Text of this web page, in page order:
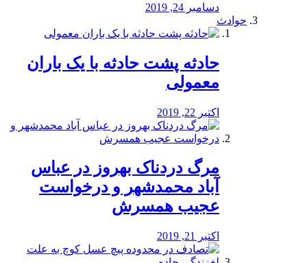
دسامبر 24, 2019
حوادث
️حادثه پشت حادثه با یک باران
معمولی
اکتبر 22, 2019
مرگ دردناک بهروز در عباس
آباد محمدشهر و درخواست
عجیب همسرش
اکتبر 21, 2019